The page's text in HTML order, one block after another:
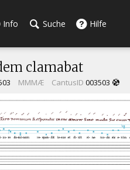
Info Suche Hilfe
clamabat
MMMÆ CantusID 003503